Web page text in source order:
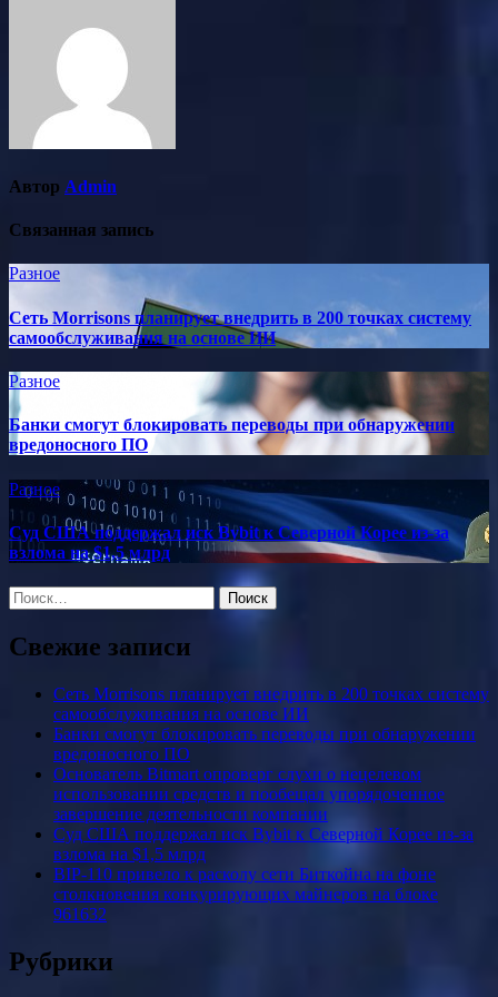
Автор Admin
Связанная запись
Разное
Сеть Morrisons планирует внедрить в 200 точках систему
самообслуживания на основе ИИ
Разное
Банки смогут блокировать переводы при обнаружении
вредоносного ПО
Разное
Суд США поддержал иск Bybit к Северной Корее из-за
взлома на $1,5 млрд
Найти:
Свежие записи
Сеть Morrisons планирует внедрить в 200 точках систему
самообслуживания на основе ИИ
Банки смогут блокировать переводы при обнаружении
вредоносного ПО
Основатель Bitmart опроверг слухи о нецелевом
использовании средств и пообещал упорядоченное
завершение деятельности компании
Суд США поддержал иск Bybit к Северной Корее из-за
взлома на $1,5 млрд
BIP-110 привело к расколу сети Биткойна на фоне
столкновения конкурирующих майнеров на блоке
961632
Рубрики